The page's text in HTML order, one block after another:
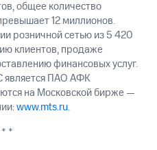
общее количество
12 миллионов.
розничной сетью из 5 420
клиентов, продаже
финансовых услуг.
является ПАО АФК
на Московской бирже —
www.mts.ru.
*